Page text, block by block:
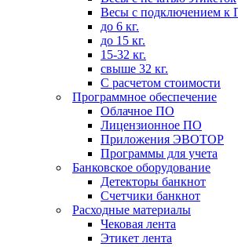
Весы с подключением к
до 6 кг.
до 15 кг.
15-32 кг.
свыше 32 кг.
С расчетом стоимости
Программное обеспечение
Облачное ПО
Лицензионное ПО
Приложения ЭВОТОР
Программы для учета
Банковское оборудование
Детекторы банкнот
Счетчики банкнот
Расходные материалы
Чековая лента
Этикет лента